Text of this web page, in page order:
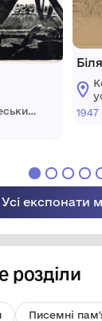
1947
Усі експонати
розділи
Писемні